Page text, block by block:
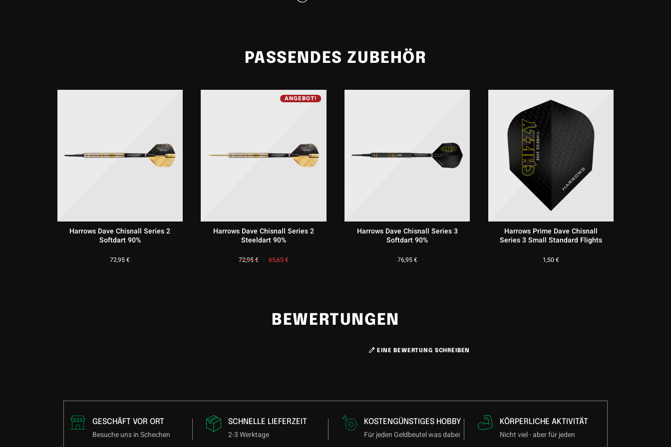
perfekt abgestimmtes Setup mit maximalem Wiedererkennungswert.
und Spieler, die Wert auf Qualität, Kontrolle und ein starkes visuelles Statement
PASSENDES ZUBEHÖR
Harrows Dave Chisnall Series 2
Softdart 90%
72,95€
ANGEBOT!
Harrows Dave Chisnall Series 2
Steeldart 90%
72,95€ Ursprünglicher
Preis
65,65€Aktueller
Harrows Dave Chisnall Series 3
Softdart 90%
76,95€
Harrows Prime Dave Chisnall
Series 3 Small Standard Flights
1,50€
BEWERTUNGEN
EINE BEWERTUNG SCHREIBEN
GESCHÄFT VOR ORT
Besuche uns in Schechen
SCHNELLE LIEFERZEIT
2-3 Werktage
KOSTENGÜNSTIGES HOBBY
Für jeden Geldbeutel was dabei
KÖRPERLICHE AKTIVITÄT
Nicht viel - aber für jeden